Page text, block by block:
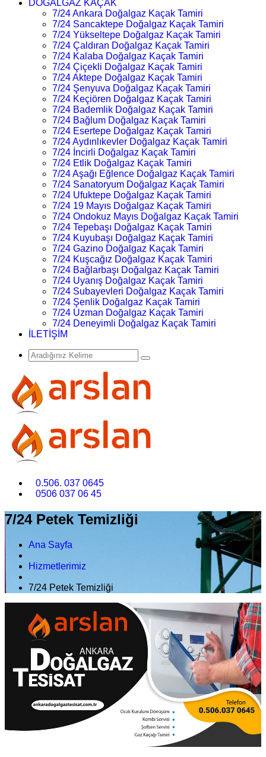
DOĞALGAZ KAÇAK
7/24 Ankara Doğalgaz Kaçak Tamiri
7/24 Sancaktepe Doğalgaz Kaçak Tamiri
7/24 Yükseltepe Doğalgaz Kaçak Tamiri
7/24 Çaldıran Doğalgaz Kaçak Tamiri
7/24 Kalaba Doğalgaz Kaçak Tamiri
7/24 Çiçekli Doğalgaz Kaçak Tamiri
7/24 Aktepe Doğalgaz Kaçak Tamiri
7/24 Şenyuva Doğalgaz Kaçak Tamiri
7/24 Keçiören Doğalgaz Kaçak Tamiri
7/24 Bademlik Doğalgaz Kaçak Tamiri
7/24 Bağlum Doğalgaz Kaçak Tamiri
7/24 Esertepe Doğalgaz Kaçak Tamiri
7/24 Aydınlıkevler Doğalgaz Kaçak Tamiri
7/24 İncirli Doğalgaz Kaçak Tamiri
7/24 Etlik Doğalgaz Kaçak Tamiri
7/24 Aşağı Eğlence Doğalgaz Kaçak Tamiri
7/24 Sanatoryum Doğalgaz Kaçak Tamiri
7/24 Ufuktepe Doğalgaz Kaçak Tamiri
7/24 19 Mayıs Doğalgaz Kaçak Tamiri
7/24 Ondokuz Mayıs Doğalgaz Kaçak Tamiri
7/24 Tepebaşı Doğalgaz Kaçak Tamiri
7/24 Kuyubaşı Doğalgaz Kaçak Tamiri
7/24 Gazino Doğalgaz Kaçak Tamiri
7/24 Kuşcağız Doğalgaz Kaçak Tamiri
7/24 Bağlarbaşı Doğalgaz Kaçak Tamiri
7/24 Uyanış Doğalgaz Kaçak Tamiri
7/24 Subayevleri Doğalgaz Kaçak Tamiri
7/24 Şenlik Doğalgaz Kaçak Tamiri
7/24 Uzman Doğalgaz Kaçak Tamiri
7/24 Deneyimli Doğalgaz Kaçak Tamiri
İLETİŞİM
0.506. 037 0645
0506 037 06 45
7/24 Petek Temizliği
Ana Sayfa
Hizmetlerimiz
7/24 Petek Temizliği